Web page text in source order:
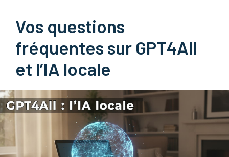
Vos questions
fréquentes sur GPT4All
et l’IA locale